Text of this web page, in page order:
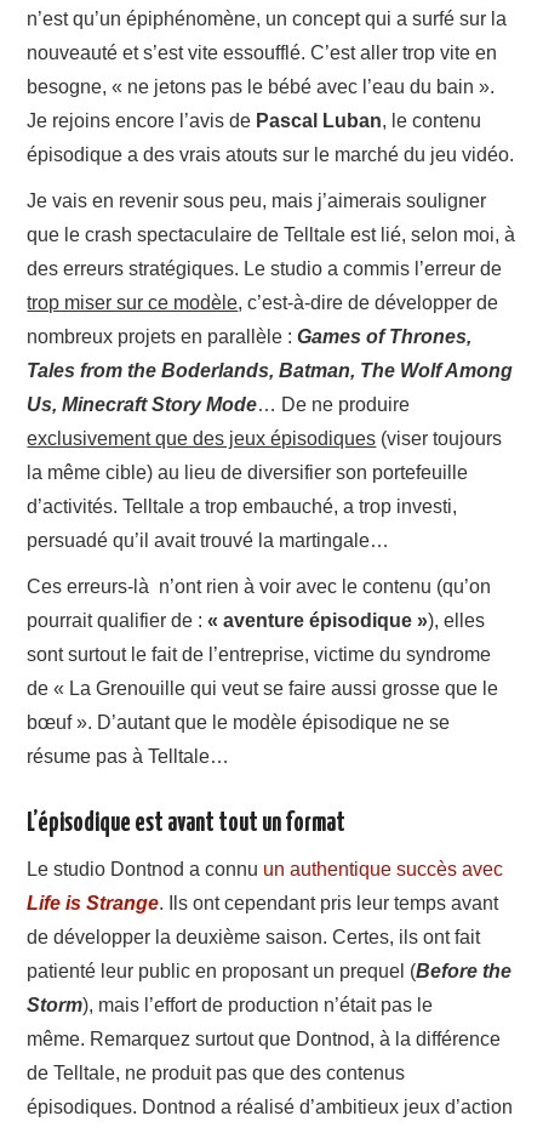
n’est qu’un épiphénomène, un concept qui a surfé sur la
nouveauté et s’est vite essoufflé. C’est aller trop vite en
besogne, « ne jetons pas le bébé avec l’eau du bain ».
Je rejoins encore l’avis de Pascal Luban, le contenu
épisodique a des vrais atouts sur le marché du jeu vidéo.
Je vais en revenir sous peu, mais j’aimerais souligner
que le crash spectaculaire de Telltale est lié, selon moi, à
des erreurs stratégiques. Le studio a commis l’erreur de
trop miser sur ce modèle, c’est-à-dire de développer de
nombreux projets en parallèle :Games of Thrones,
Tales from the Boderlands, Batman, The Wolf Among
Us, Minecraft Story Mode… De ne produire
exclusivement que des jeux épisodiques (viser toujours
la même cible) au lieu de diversifier son portefeuille
d’activités. Telltale a trop embauché, a trop investi,
persuadé qu’il avait trouvé la martingale…
Ces erreurs-là n’ont rien à voir avec le contenu (qu’on
pourrait qualifier de :«aventure épisodique »), elles
sont surtout le fait de l’entreprise, victime du syndrome
de « La Grenouille qui veut se faire aussi grosse que le
bœuf ». D’autant que le modèle épisodique ne se
résume pas à Telltale…
L’épisodique est avant tout un format
Le studio Dontnod a connu un authentique succès avec
Life is Strange. Ils ont cependant pris leur temps avant
de développer la deuxième saison. Certes, ils ont fait
patienté leur public en proposant un prequel (Before the
Storm), mais l’effort de production n’était pas le
même. Remarquez surtout que Dontnod, à la différence
de Telltale, ne produit pas que des contenus
épisodiques. Dontnod a réalisé d’ambitieux jeux d’action